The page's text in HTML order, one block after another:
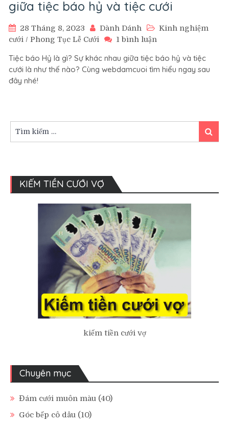
giữa tiệc báo hỷ và tiệc cưới
28 Tháng 8, 2023 Dành Dánh
Kinh nghiệm
cưới / Phong Tục Lễ Cưới 1 bình luận
báo
hỷ
nhau
Tiệc báo Hỷ là gì? Sự khác nhau giữa tiệc báo hỷ và tiệc
cưới là như thế nào? Cùng webdamcuoi tìm hiểu ngay sau
đây nhé!
kiếm:
Tìm
kiếm
KIẾM TIỀN CƯỚI VỢ
kiếm tiền cưới vợ
Chuyên mục
Đám cưới muôn màu (40)
Góc bếp cô dâu (10)